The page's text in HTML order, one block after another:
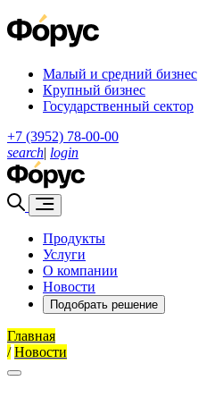
Малый и средний бизнес
Крупный бизнес
Государственный сектор
+7 (3952) 78-00-00
search| login
Продукты
Услуги
О компании
Новости
Подобрать решение
Главная
/ Новости